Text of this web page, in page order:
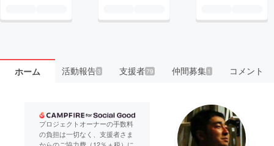
ホーム 活動報告3 支援者79 仲間募集 1 コメント
プロジェクトオーナーの手数料
の負担は一切なく、支援者さま